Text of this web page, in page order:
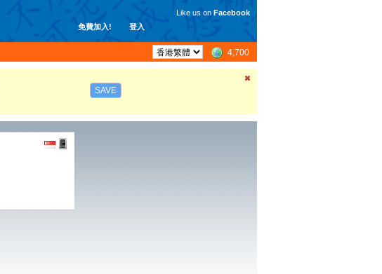
免費加入! 登入
Like us on Facebook
4,700
SAVE